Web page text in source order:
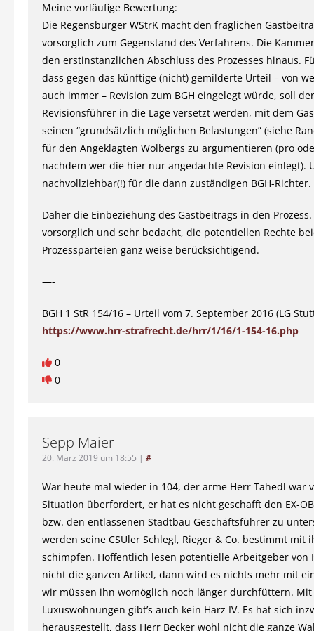
Meine vorläufige Bewertung:
Die Regensburger WStrK macht den fraglichen
vorsorglich zum Gegenstand des Verfahrens. Die
den erstinstanzlichen Abschluss des Prozesses hinaus.
dass gegen das künftige (nicht) gemilderte Urteil – von
auch immer – Revision zum BGH eingelegt würde, soll
Revisionsführer in die Lage versetzt werden, mit dem
seinen “grundsätzlich möglichen Belastungen” (siehe
für den Angeklagten Wolbergs zu argumentieren (pro
nachdem wer die hier nur angedachte Revision einlegt).
nachvollziehbar(!) für die dann zuständigen BGH-Richter.
Daher die Einbeziehung des Gastbeitrags in den
vorsorglich und sehr bedacht, die potentiellen Rechte
Prozessparteien ganz weise berücksichtigend.
—-
BGH 1 StR 154/16 – Urteil vom 7. September 2016 (LG
https://www.hrr-strafrecht.de/hrr/1/16/1-154-16.php
0
0
Sepp Maier
20. März 2019 um 18:55 | #
War heute mal wieder in 104, der arme Herr Tahedl war
Situation überfordert, er hat es nicht geschafft den EX-
bzw. den entlassenen Stadtbau Geschäftsführer zu
werden seine CSUler Schlegl, Rieger & Co. bestimmt mit
schimpfen. Hoffentlich lesen potentielle Arbeitgeber von
nicht die ganzen Artikel, dann wird es nichts mehr mit
wir müssen ihn womöglich noch länger durchfüttern. Mit
Luxuswohnungen gibt’s auch kein Harz IV. Es hat sich
herausgestellt, dass Herr Becker wohl nicht die ganze